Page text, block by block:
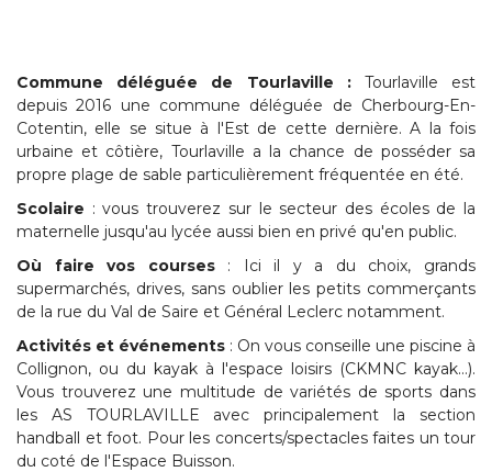
Commune déléguée de Tourlaville :Tourlaville est
depuis 2016 une commune déléguée de Cherbourg-En-
Cotentin, elle se situe à l'Est de cette dernière. A la fois
urbaine et côtière, Tourlaville a la chance de posséder sa
propre plage de sable particulièrement fréquentée en été.
Scolaire : vous trouverez sur le secteur des écoles de la
maternelle jusqu'au lycée aussi bien en privé qu'en public.
Où faire vos courses: Ici il y a du choix, grands
supermarchés, drives, sans oublier les petits commerçants
de la rue du Val de Saire et Général Leclerc notamment.
Activités et événements : On vous conseille une piscine à
Collignon, ou du kayak à l'espace loisirs (CKMNC kayak…).
Vous trouverez une multitude de variétés de sports dans
les AS TOURLAVILLE avec principalement la section
handball et foot. Pour les concerts/spectacles faites un tour
du coté de l'Espace Buisson.